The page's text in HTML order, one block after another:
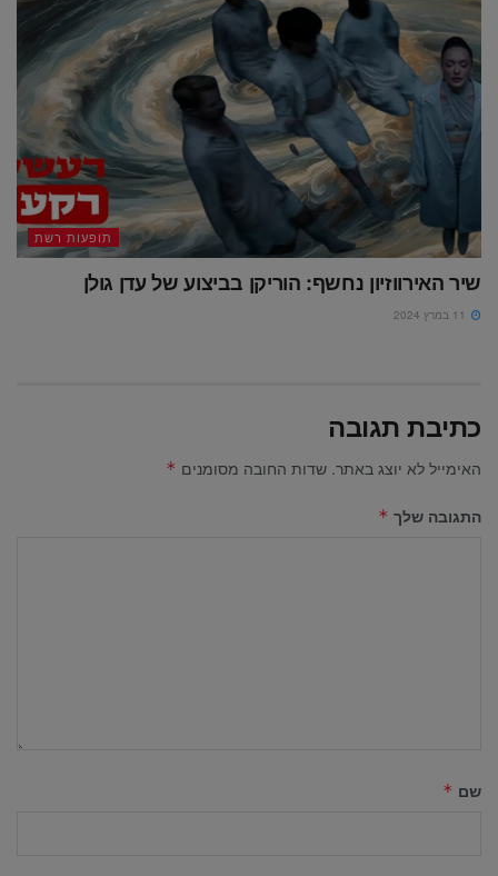
תופעות רשת
שיר האירווזיון נחשף: הוריקן בביצוע של עדן גולן
כתיבת תגובה
האימייל לא יוצג באתר. שדות החובה מסומנים *
התגובה שלך *
שם *